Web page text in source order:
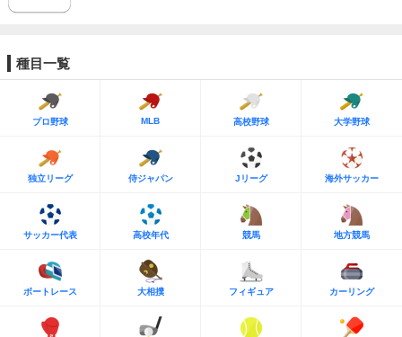
種目一覧
プロ野球 MLB 高校野球 大学野球
独立リーグ 侍ジャパン Jリーグ 海外サッカー
サッカー代表 高校年代 競馬 地方競馬
ボートレース 大相撲 フィギュア カーリング